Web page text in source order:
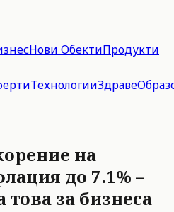
Нови ОбектиПродукти
ТехнологииЗдраве
на
до 7.1% –
това за бизнеса